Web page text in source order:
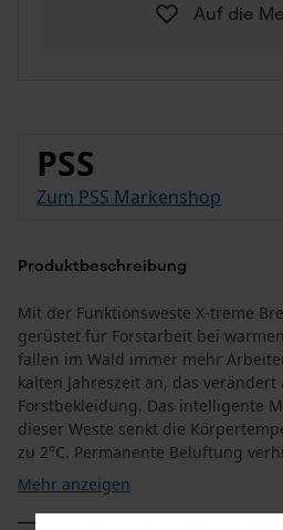
Auf die
PSS
Zum PSS Markenshop
Produktbeschreibung
Mit der Funktionsweste X-treme
gerüstet für Forstarbeit bei
fallen im Wald immer mehr
kalten Jahreszeit an, das
Forstbekleidung. Das intelligente
dieser Weste senkt die
zu 2°C. Permanente Belüftung
Mehr anzeigen